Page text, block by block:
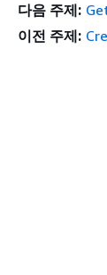
다음 주제:
이전 주제: